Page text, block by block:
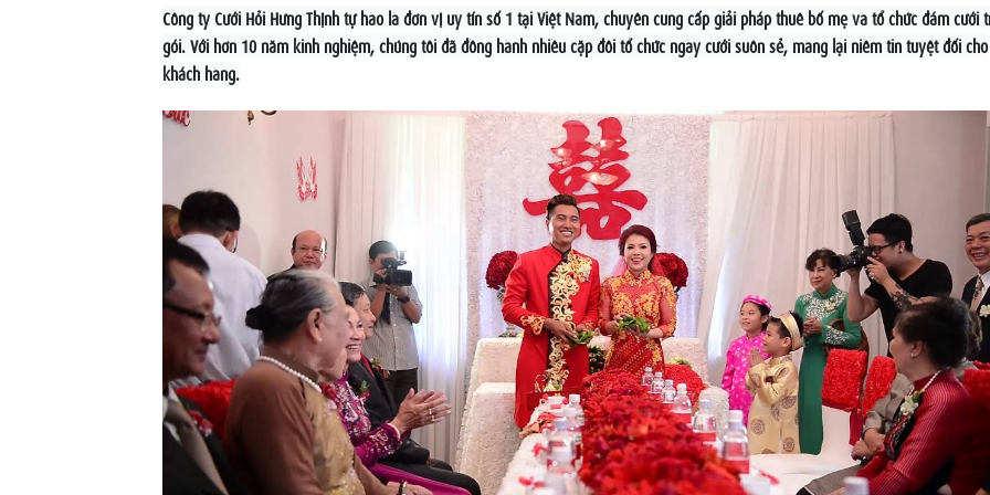
Công ty Cưới Hỏi Hưng Thịnh tự hào là đơn vị uy tín số 1 tại Việt Nam, chuyên cung cấp giải pháp thuê bố mẹ và tổ chức đám cưới
gói. Với hơn 10 năm kinh nghiệm, chúng tôi đã đồng hành nhiều cặp đôi tổ chức ngày cưới suôn sẻ, mang lại niềm tin tuyệt đối cho
khách hàng.